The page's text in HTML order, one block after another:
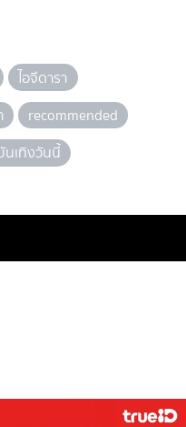
ไอจีดารา
recommended
นเทิงวันนี้